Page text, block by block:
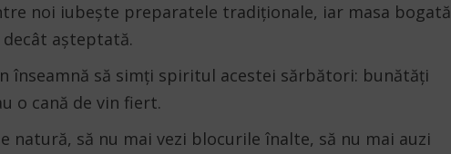
noi iubește preparatele tradiționale, iar masa bogată
așteptată.
înseamnă să simți spiritul acestei sărbători: bunătăți
o cană de vin fiert.
natură, să nu mai vezi blocurile înalte, să nu mai auzi